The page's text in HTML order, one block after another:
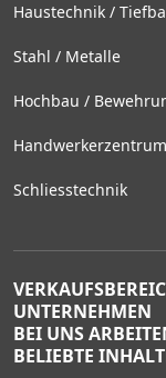
Haustechnik /
Stahl / Metalle
Hochbau /
Handwerkerzentrum
Schliesstechnik
UNTERNEHMEN
BEI UNS
BELIEBTE